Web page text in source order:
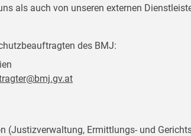
als auch von unseren externen
des BMJ:
(Justizverwaltung, Ermittlungs- und